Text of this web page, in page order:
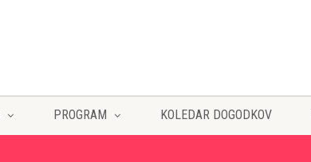
PROGRAM KOLEDAR DOGODKOV